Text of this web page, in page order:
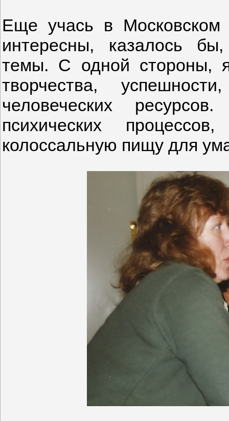
Еще учась в Московском
интересны, казалось
темы. С одной стороны,
творчества,
человеческих
психических
колоссальную пищу для